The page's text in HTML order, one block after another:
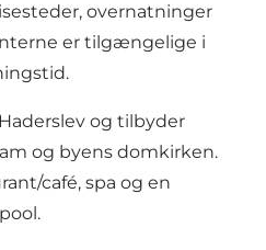
overnatninger
er tilgængelige i
og tilbyder
og byens domkirken.
café, spa og en